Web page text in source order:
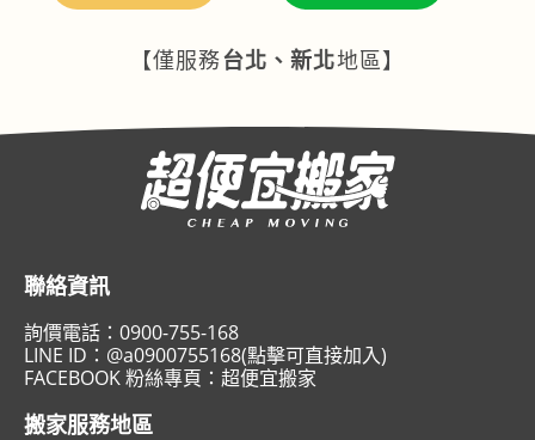
【僅服務台北、新北地區】
聯絡資訊
詢價電話： 0900-755-168
LINE ID： @a0900755168(點擊可直接加入)
FACEBOOK 粉絲專頁： 超便宜搬家
搬家服務地區